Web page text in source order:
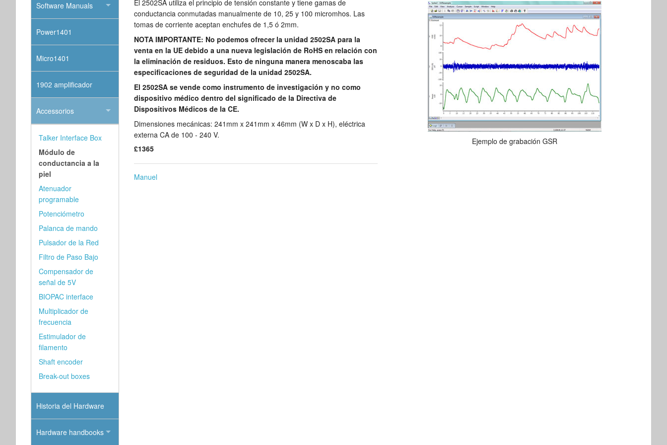
El 2502SA utiliza el principio de tensión constante y tiene gamas de
conductancia conmutadas manualmente de 10, 25 y 100 micromhos. Las
tomas de corriente aceptan enchufes de 1,5 ó 2mm.
NOTA IMPORTANTE: No podemos ofrecer la unidad 2502SA para la
venta en la UE debido a una nueva legislación de RoHS en relación con
la eliminación de residuos. Esto de ninguna manera menoscaba las
especificaciones de seguridad de la unidad 2502SA.
El 2502SA se vende como instrumento de investigación y no como
dispositivo médico dentro del significado de la Directiva de
Dispositivos Médicos de la CE.
Dimensiones mecánicas: 241mm x 241mm x 46mm (W x D x H), eléctrica
externa CA de 100 - 240 V.
£1365
Manuel
Ejemplo de grabación GSR
Software Manuals
Power1401
Micro1401
1902 amplificador
Accessorios
Talker Interface Box
Módulo de
conductancia a la
piel
Atenuador
programable
Potenciómetro
Palanca de mando
Pulsador de la Red
Filtro de Paso Bajo
Compensador de
señal de 5V
BIOPAC interface
Multiplicador de
frecuencia
Estimulador de
filamento
Shaft encoder
Break-out boxes
Historia del Hardware
Hardware handbooks